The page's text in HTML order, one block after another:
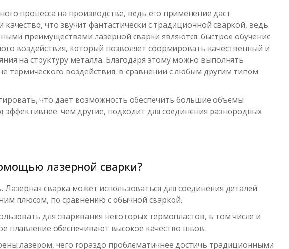
процесса на производстве, ведь его применение даст
что звучит фантастически с традиционной сваркой, ведь
преимуществами лазерной сварки являются: быстрое обучение
воздействия, который позволяет сформировать качественный и
на структуру металла. Благодаря этому можно выполнять
воздействия, в сравнении с любым другим типом
что дает возможность обеспечить большие объемы
чем другие, подходит для соединения разнородных
лазерной сварки?
сварка может использоваться для соединения деталей
плюсом, по сравнению с обычной сваркой.
для сваривания некоторых термопластов, в том числе и
плавление обеспечивают высокое качество швов.
лазером, чего гораздо проблематичнее достичь традиционными